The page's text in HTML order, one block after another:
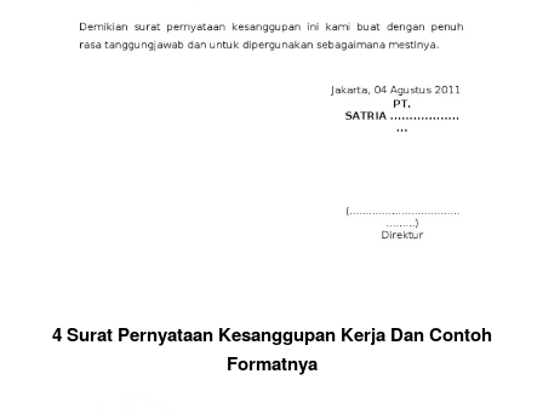
4 Surat Pernyataan Kesanggupan Kerja Dan Contoh
Formatnya